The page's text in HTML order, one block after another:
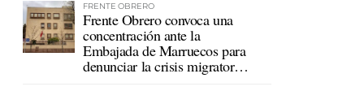
FRENTE OBRERO
Frente Obrero convoca una
concentración ante la
Embajada de Marruecos para
denunciar la crisis migratoria